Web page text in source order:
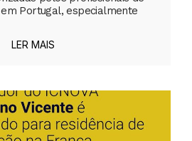
Portugal, especialmente
LER MAIS